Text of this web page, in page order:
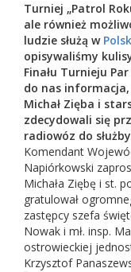
Turniej „Patrol
ale również
ludzie służą w
opisywaliśmy
Finału Turnieju
do nas
Michał Zięba i
zdecydowali się
radiowóz do
Komendant
Napiórkowski
Michała Ziębę i st.
gratulował
zastępcy szefa
Nowak i mł. insp.
ostrowieckiej
Krzysztof